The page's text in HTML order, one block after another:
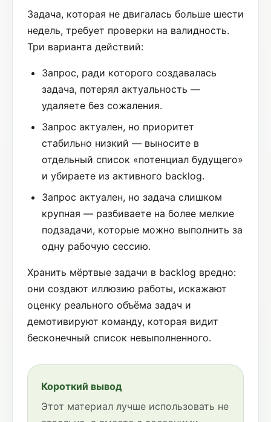
Задача, которая не двигалась больше шести
недель, требует проверки на валидность.
Три варианта действий:
Запрос, ради которого создавалась
задача, потерял актуальность —
удаляете без сожаления.
Запрос актуален, но приоритет
стабильно низкий — выносите в
отдельный список «потенциал будущего»
и убираете из активного backlog.
Запрос актуален, но задача слишком
крупная — разбиваете на более мелкие
подзадачи, которые можно выполнить за
одну рабочую сессию.
Хранить мёртвые задачи в backlog вредно:
они создают иллюзию работы, искажают
оценку реального объёма задач и
демотивируют команду, которая видит
бесконечный список невыполненного.
Короткий вывод
Этот материал лучше использовать не